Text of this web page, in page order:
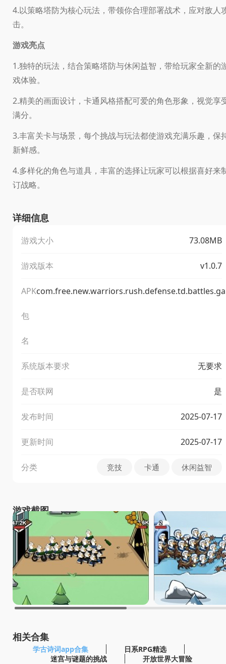
4.以策略塔防为核心玩法，带领你合理部署战术，应对敌人
击。
游戏亮点
1.独特的玩法，结合策略塔防与休闲益智，带给玩家全新的
戏体验。
2.精美的画面设计，卡通风格搭配可爱的角色形象，视觉享
满分。
3.丰富关卡与场景，每个挑战与玩法都使游戏充满乐趣，保
新鲜感。
4.多样化的角色与道具，丰富的选择让玩家可以根据喜好来
订战略。
详细信息
游戏大小 73.08MB
游戏版本 v1.0.7
APK
包
名
系统版本要求 无要求
是否联网 是
发布时间 2025-07-17
更新时间 2025-07-17
分类 竞技 卡通 休闲益智
游戏截图
相关合集
学古诗词app合集
日系RPG精选
迷宫与谜题的挑战
开放世界大冒险